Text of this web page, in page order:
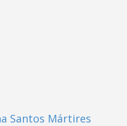
Santos Mártires